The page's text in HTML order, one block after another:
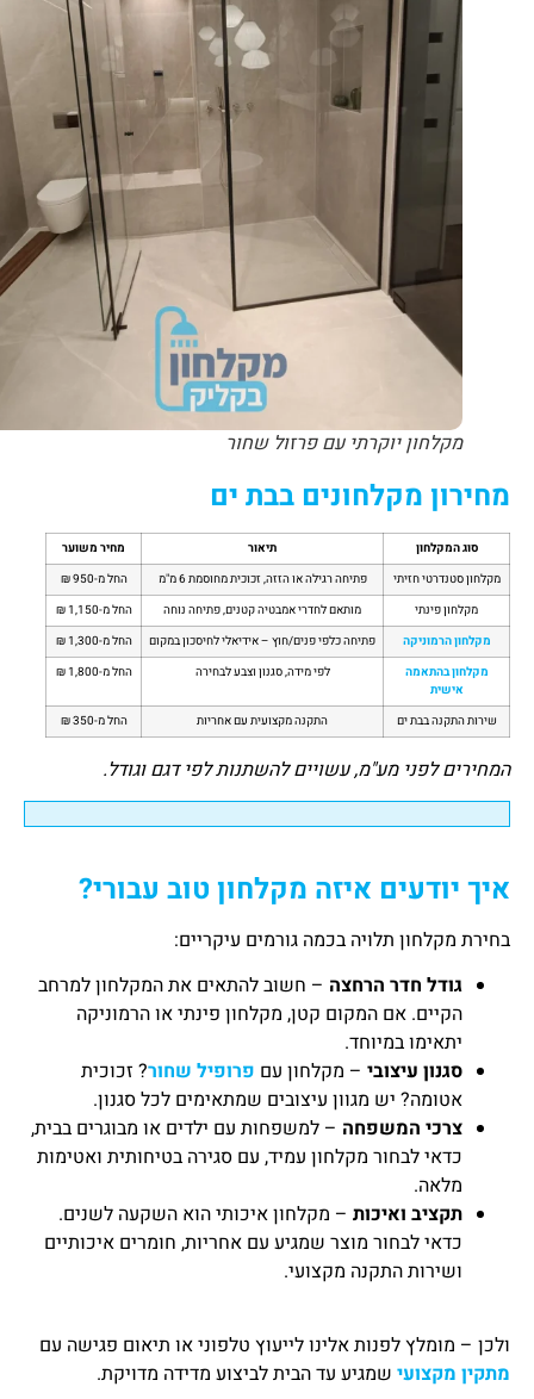
מקלחון יוקרתי עם פרזול שחור
מחירון מקלחונים בבת ים
סוג המקלחון תיאור
מחיר משוער
מקלחון סטנדרטי חזיתי
פתיחה רגילה או הזזה, זכוכית מחוסמת 6 מ"מ
החל מ-950 ₪
מקלחון פינתי
מותאם לחדרי אמבטיה קטנים, פתיחה נוחה
החל מ-1,150 ₪
מקלחון הרמוניקה
פתיחה כלפי פנים/חוץ – אידיאלי לחיסכון במקום
החל מ-1,300 ₪
מקלחון בהתאמה
אישית
לפי מידה, סגנון וצבע לבחירה החל מ-1,800 ₪
שירות התקנה בבת ים התקנה מקצועית עם אחריות החל מ-350 ₪
המחירים לפני מע"מ, עשויים להשתנות לפי דגם וגודל.
איך יודעים איזה מקלחון טוב עבורי?
בחירת מקלחון תלויה בכמה גורמים עיקריים:
גודל חדר הרחצה– חשוב להתאים את המקלחון למרחב
הקיים. אם המקום קטן, מקלחון פינתי או הרמוניקה
יתאימו במיוחד.
סגנון עיצובי– מקלחון עםפרופיל שחור? זכוכית
אטומה? יש מגוון עיצובים שמתאימים לכל סגנון.
צרכי המשפחה– למשפחות עם ילדים או מבוגרים בבית,
כדאי לבחור מקלחון עמיד, עם סגירה בטיחותית ואטימות
מלאה.
תקציב ואיכות– מקלחון איכותי הוא השקעה לשנים.
כדאי לבחור מוצר שמגיע עם אחריות, חומרים איכותיים
ושירות התקנה מקצועי.
ולכן – מומלץ לפנות אלינו לייעוץ טלפוני או תיאום פגישה עם
מתקין מקצועישמגיע עד הבית לביצוע מדידה מדויקת.